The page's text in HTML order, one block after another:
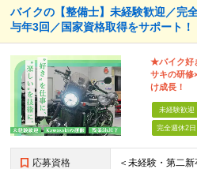
バイクの【整備士】未経験歓迎／完
与年3回／国家資格取得をサポート！
★バイク好
サキの研修
け成長！
未経験歓迎
完全週休2日
応募資格